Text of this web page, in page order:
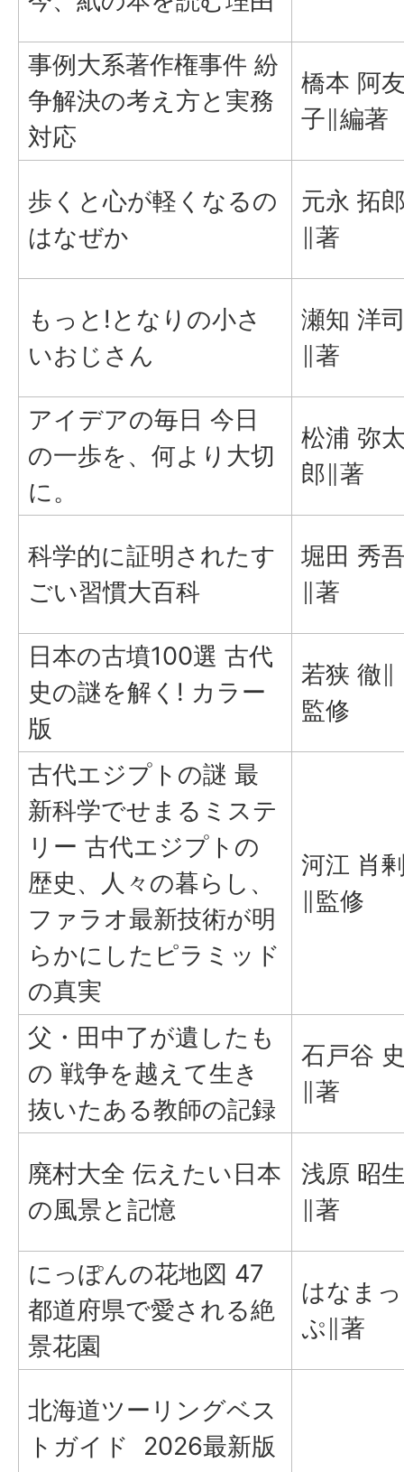
事例大系著作権事件 紛
争解決の考え方と実務
対応
橋本 阿
子∥編著
歩くと心が軽くなるの
はなぜか
元永 拓
∥著
もっと!となりの小さ
いおじさん
瀬知 洋
∥著
アイデアの毎日 今日
の一歩を、何より大切
に。
松浦 弥
郎∥著
科学的に証明されたす
ごい習慣大百科
堀田 秀
∥著
日本の古墳100選 古代
史の謎を解く! カラー
版
若狭 徹∥
監修
古代エジプトの謎 最
新科学でせまるミステ
リー 古代エジプトの
歴史、人々の暮らし、
ファラオ最新技術が明
らかにしたピラミッド
の真実
河江 肖
∥監修
父・田中了が遺したも
の 戦争を越えて生き
抜いたある教師の記録
石戸谷
∥著
廃村大全 伝えたい日本
の風景と記憶
浅原 昭
∥著
にっぽんの花地図 47
都道府県で愛される絶
景花園
はなまっ
ぷ∥著
北海道ツーリングベス
トガイド 2026最新版